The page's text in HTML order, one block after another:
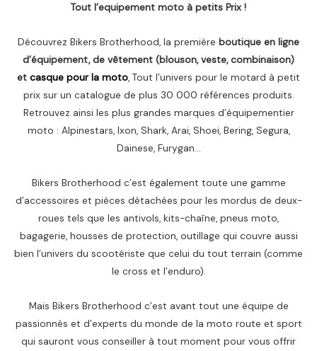
Tout l’equipement moto à petits Prix !
Découvrez Bikers Brotherhood, la première boutique en ligne
d’équipement, de vêtement (blouson, veste, combinaison)
et casque pour la moto, Tout l’univers pour le motard à petit
prix sur un catalogue de plus 30 000 références produits.
Retrouvez ainsi les plus grandes marques d’équipementier
moto : Alpinestars, Ixon, Shark, Arai, Shoei, Bering, Segura,
Dainese, Furygan…
Bikers Brotherhood c’est également toute une gamme
d’accessoires et pièces détachées pour les mordus de deux-
roues tels que les antivols, kits-chaîne, pneus moto,
bagagerie, housses de protection, outillage qui couvre aussi
bien l’univers du scootériste que celui du tout terrain (comme
le cross et l’enduro).
Mais Bikers Brotherhood c’est avant tout une équipe de
passionnés et d’experts du monde de la moto route et sport
qui sauront vous conseiller à tout moment pour vous offrir